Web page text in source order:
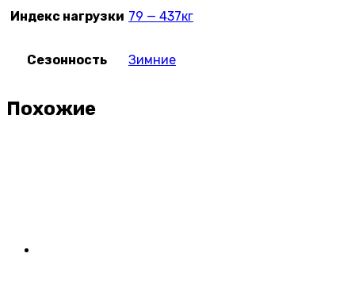
Индекс нагрузки 79 — 437кг
Сезонность Зимние
Похожие